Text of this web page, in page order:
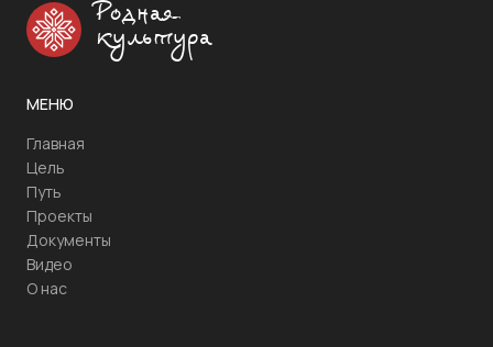
Родная
культура
МЕНЮ
Главная
Цель
Путь
Проекты
Документы
Видео
О нас